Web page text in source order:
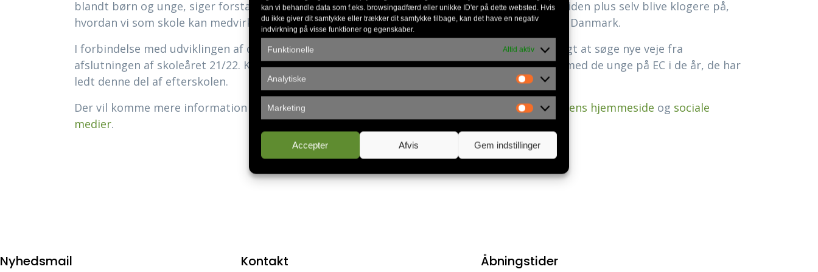
kan vi behandle data som f.eks. browsingadfærd eller unikke ID'er på dette websted. Hvis
du ikke giver dit samtykke eller trækker dit samtykke tilbage, kan det have en negativ
indvirkning på visse funktioner og egenskaber.
Funktionelle Altid aktiv
Analytiske
Marketing
Accepter Afvis Gem indstillinger
blandt børn og unge, siger forstander Kamilla Seerup. – Vi kommer til at bidrage med vigtig viden plus selv blive klogere på,
hvordan vi som skole kan medvirke til sund kristen dannelse og tro til livet blandt teenagere i Danmark.
I forbindelse med udviklingen af den nye profil har lederen af Euroclass, Morten Pedersen, valgt at søge nye veje fra
afslutningen af skoleåret 21/22. Kildevæld er meget taknemlige for Morten og Annes arbejde med de unge på EC i de år, de har
ledt denne del af efterskolen.
Der vil komme mere information om den nye profil på Kildevæld i det nye år. Følg med påskolens hjemmeside og sociale
medier.
Nyhedsmail Kontakt Åbningstider